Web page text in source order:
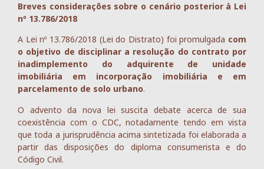
Breves considerações sobre o cenário posterior à Lei
nº 13.786/2018
A Lei nº 13.786/2018 (Lei do Distrato) foi promulgada com
o objetivo de disciplinar a resolução do contrato por
inadimplemento do adquirente de unidade
imobiliária em incorporação imobiliária e em
parcelamento de solo urbano.
O advento da nova lei suscita debate acerca de sua
coexistência com o CDC, notadamente tendo em vista
que toda a jurisprudência acima sintetizada foi elaborada a
partir das disposições do diploma consumerista e do
Código Civil.